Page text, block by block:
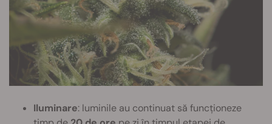
Iluminare: luminile au continuat să funcționeze